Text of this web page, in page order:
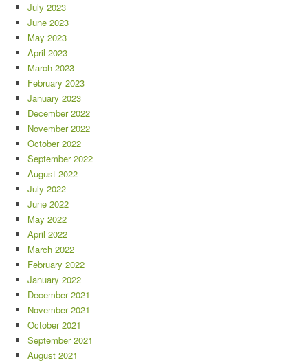
July 2023
June 2023
May 2023
April 2023
March 2023
February 2023
January 2023
December 2022
November 2022
October 2022
September 2022
August 2022
July 2022
June 2022
May 2022
April 2022
March 2022
February 2022
January 2022
December 2021
November 2021
October 2021
September 2021
August 2021